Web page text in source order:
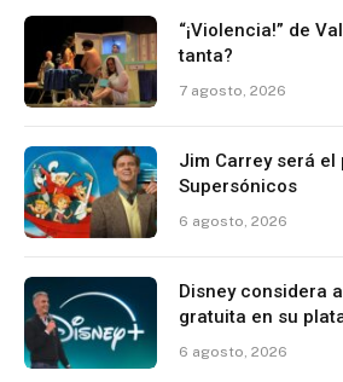
“¡Violencia!” de
tanta?
7 agosto, 2026
Jim Carrey será
Supersónicos
6 agosto, 2026
Disney considera
gratuita en su
6 agosto, 2026